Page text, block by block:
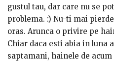
gustul tau, dar care nu se
problema. :) Nu-ti mai
oras. Arunca o privire pe
comanda tot ce-ti doresti!
Chiar daca esti abia in luna
saptamani, hainele de